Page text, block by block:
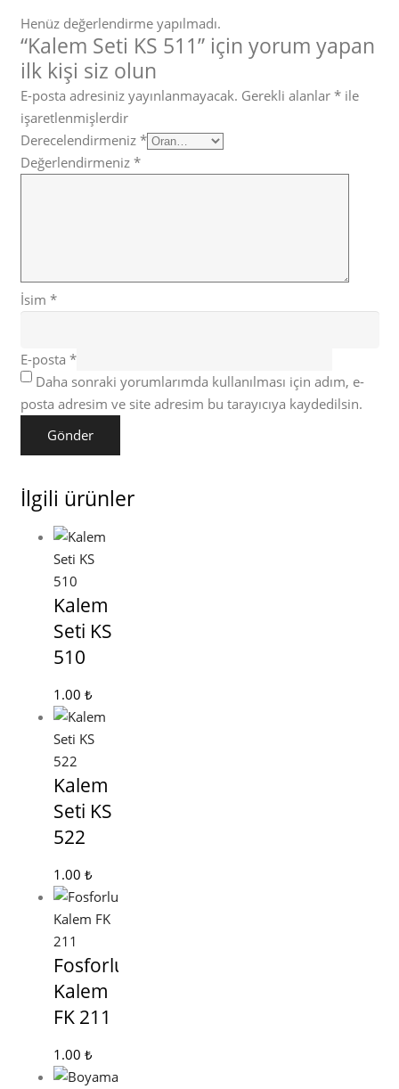
Henüz değerlendirme yapılmadı.
“Kalem Seti KS 511” için yorum yapan
ilk kişi siz olun
E-posta adresiniz yayınlanmayacak. Gerekli alanlar *ile
işaretlenmişlerdir
Derecelendirmeniz *
Değerlendirmeniz *
İsim *
E-posta *
Daha sonraki yorumlarımda kullanılması için adım, e-
posta adresim ve site adresim bu tarayıcıya kaydedilsin.
İlgili ürünler
Kalem
Seti KS
510
1.00 ₺
Kalem
Seti KS
522
1.00 ₺
Fosforlu
Kalem
FK 211
1.00 ₺